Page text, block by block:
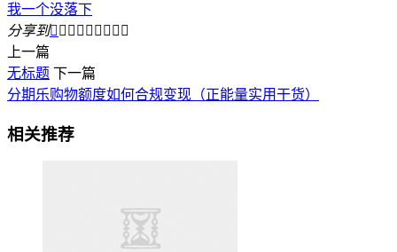
我一个没落下
分享到        
上一篇
无标题 下一篇
分期乐购物额度如何合规变现（正能量实用干货）
相关推荐